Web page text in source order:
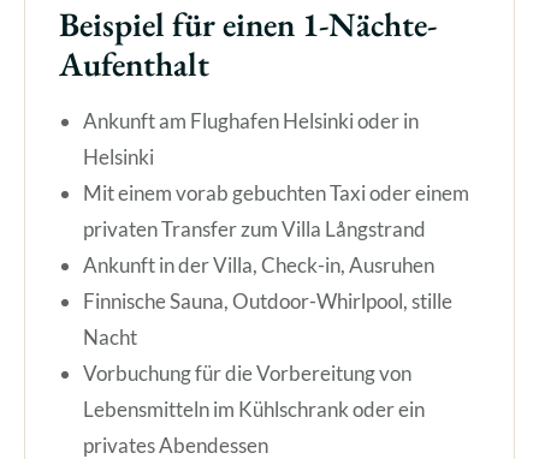
Beispiel für einen 1-Nächte-
Aufenthalt
Ankunft am Flughafen Helsinki oder in
Helsinki
Mit einem vorab gebuchten Taxi oder einem
privaten Transfer zum Villa Långstrand
Ankunft in der Villa, Check-in, Ausruhen
Finnische Sauna, Outdoor-Whirlpool, stille
Nacht
Vorbuchung für die Vorbereitung von
Lebensmitteln im Kühlschrank oder ein
privates Abendessen